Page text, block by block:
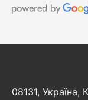
08131, Україна,